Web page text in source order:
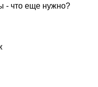
- что еще нужно?